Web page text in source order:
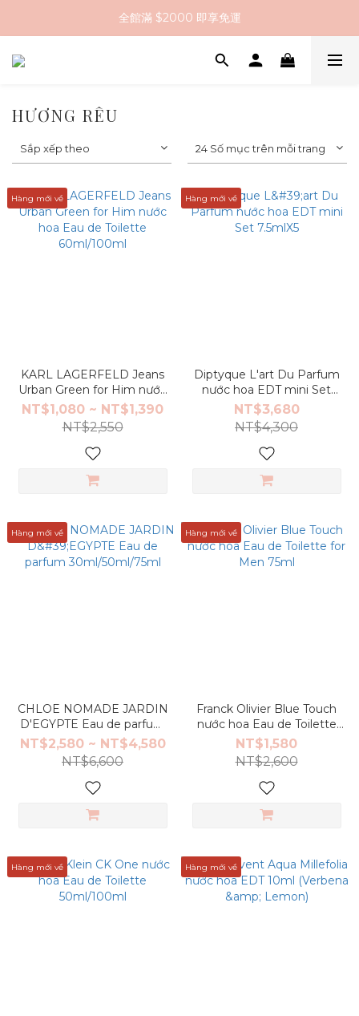
全館滿 $2000 即享免運
全館滿 $2000 即享免運
註冊會員送 $200 購物金
HƯƠNG RÊU
Sắp xếp theo 24 Số mục trên mỗi trang
Hàng mới về
KARL LAGERFELD Jeans
Urban Green for Him nước
hoa Eau de Toilette
60ml/100ml
NT$1,080 ~ NT$1,390
NT$2,550
Hàng mới về
Diptyque L'art Du Parfum
nước hoa EDT mini Set
7.5mlX5
NT$3,680
NT$4,300
Hàng mới về
CHLOE NOMADE JARDIN
D'EGYPTE Eau de parfum
30ml/50ml/75ml
NT$2,580 ~ NT$4,580
NT$6,600
Hàng mới về
Franck Olivier Blue Touch
nước hoa Eau de Toilette
for Men 75ml
NT$1,580
NT$2,600
Hàng mới về Hàng mới về